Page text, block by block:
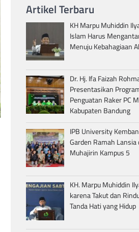
Artikel Terbaru
KH Marpu Muhiddin
Islam Harus
Menuju Kebahagiaan
Dr. Hj. Ifa Faizah
Presentasikan
Penguatan Raker PC
Kabupaten Bandung
IPB University
Garden Ramah
Muhajirin Kampus 5
KH. Marpu Muhiddin
karena Takut dan
Tanda Hati yang Hidup